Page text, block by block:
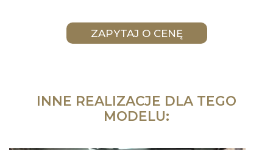
INNE REALIZACJE DLA TEGO
MODELU: